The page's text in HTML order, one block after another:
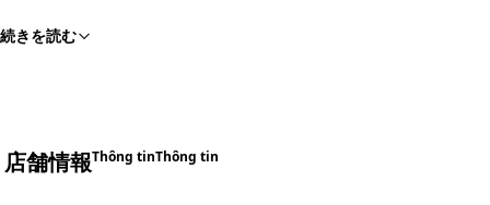
続きを読む
店舗情報Thông tinThông tin